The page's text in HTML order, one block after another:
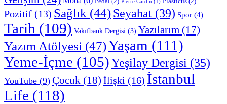
Pozitif (13) Sağlık (44)Seyahat (39) Spor (4)
Tarih (109) Vakıfbank Dergisi (3) Yazılarım (17)
Yazım Atölyesi (47)Yaşam (111)
Yeme-İçme (105)Yeşilay Dergisi (35)
YouTube (9) Çocuk (18) İlişki (16) İstanbul
Life (118)